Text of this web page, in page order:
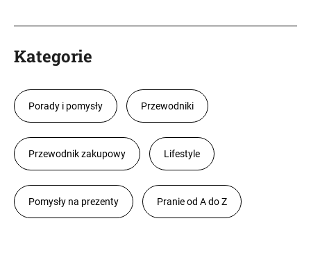
Kategorie
Porady i pomysły Przewodniki
Przewodnik zakupowy Lifestyle
Pomysły na prezenty Pranie od A do Z